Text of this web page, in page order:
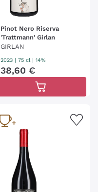
Pinot Nero Riserva
'Trattmann' Girlan
GIRLAN
2023 | 75 cl | 14%
38,60 €